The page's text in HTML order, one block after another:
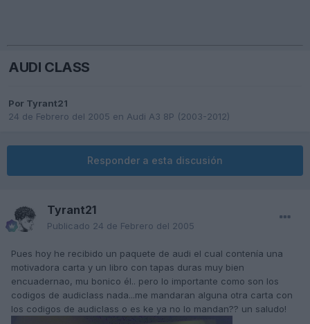
AUDI CLASS
Por Tyrant21
24 de Febrero del 2005 en Audi A3 8P (2003-2012)
Responder a esta discusión
Tyrant21
Publicado 24 de Febrero del 2005
Pues hoy he recibido un paquete de audi el cual contenía una
motivadora carta y un libro con tapas duras muy bien
encuadernao, mu bonico él.. pero lo importante como son los
codigos de audiclass nada...me mandaran alguna otra carta con
los codigos de audiclass o es ke ya no lo mandan?? un saludo!